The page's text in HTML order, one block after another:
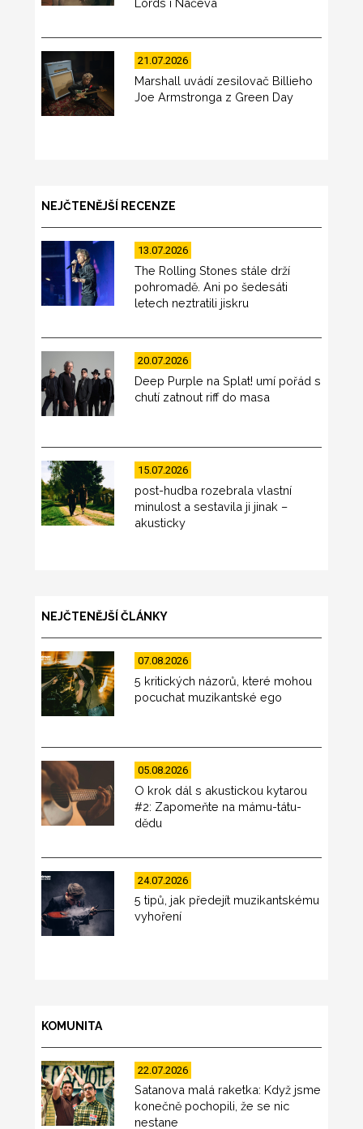
Lords i Načeva
21.07.2026
Marshall uvádí zesilovač Billieho
Joe Armstronga z Green Day
NEJČTENĚJŠÍ RECENZE
13.07.2026
The Rolling Stones stále drží
pohromadě. Ani po šedesáti
letech neztratili jiskru
20.07.2026
Deep Purple na Splat! umí pořád s
chutí zatnout riff do masa
15.07.2026
post-hudba rozebrala vlastní
minulost a sestavila ji jinak –
akusticky
NEJČTENĚJŠÍ ČLÁNKY
07.08.2026
5 kritických názorů, které mohou
pocuchat muzikantské ego
05.08.2026
O krok dál s akustickou kytarou
#2: Zapomeňte na mámu-tátu-
dědu
24.07.2026
5 tipů, jak předejít muzikantskému
vyhoření
KOMUNITA
22.07.2026
Satanova malá raketka: Když jsme
konečně pochopili, že se nic
nestane